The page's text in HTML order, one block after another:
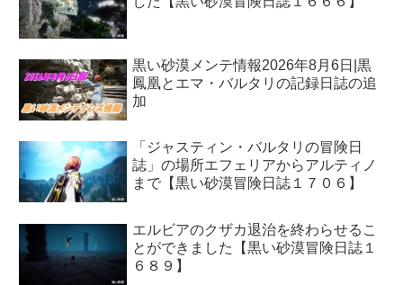
黒い砂漠メンテ情報2026年8月6日|黒
鳳凰とエマ・バルタリの記録日誌の追
加
「ジャスティン・バルタリの冒険日
誌」の場所エフェリアからアルティノ
まで【黒い砂漠冒険日誌１７０６】
エルビアのクザカ退治を終わらせるこ
とができました【黒い砂漠冒険日誌１
６８９】